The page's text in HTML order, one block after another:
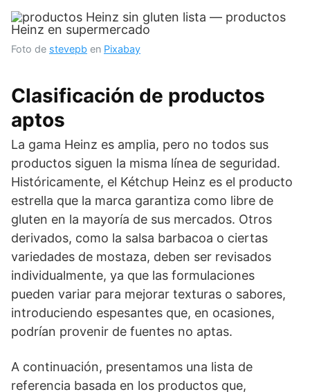
Foto de stevepb en Pixabay
Clasificación de productos
aptos
La gama Heinz es amplia, pero no todos sus
productos siguen la misma línea de seguridad.
Históricamente, el Kétchup Heinz es el producto
estrella que la marca garantiza como libre de
gluten en la mayoría de sus mercados. Otros
derivados, como la salsa barbacoa o ciertas
variedades de mostaza, deben ser revisados
individualmente, ya que las formulaciones
pueden variar para mejorar texturas o sabores,
introduciendo espesantes que, en ocasiones,
podrían provenir de fuentes no aptas.
A continuación, presentamos una lista de
referencia basada en los productos que,